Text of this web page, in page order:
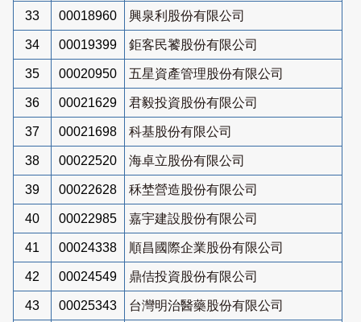
33 00018960 興泉利股份有限公司
34 00019399 鉅客民饕股份有限公司
35 00020950 五星資產管理股份有限公司
36 00021629 君毅投資股份有限公司
37 00021698 科基股份有限公司
38 00022520 海卓立股份有限公司
39 00022628 秝埜營造股份有限公司
40 00022985 嘉宇建設股份有限公司
41 00024338 順昌國際企業股份有限公司
42 00024549 鼎佶投資股份有限公司
43 00025343 台灣明治醫藥股份有限公司